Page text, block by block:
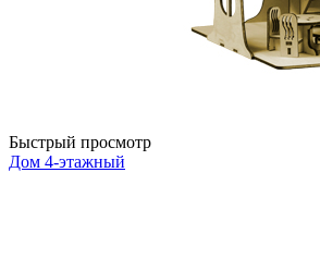
Быстрый просмотр
Дом 4-этажный